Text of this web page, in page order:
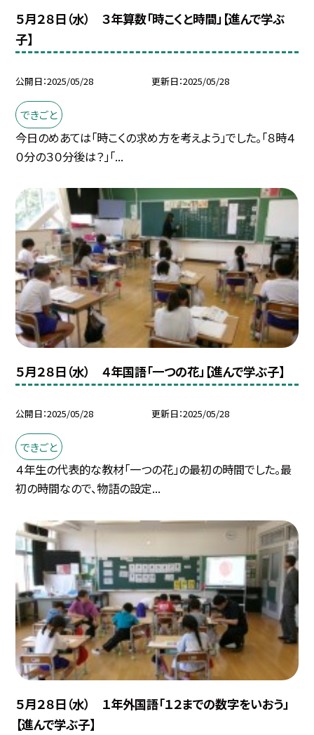
５月２８日（水） ３年算数「時こくと時間」【進んで学ぶ
子】
公開日 2025/05/28 更新日 2025/05/28
できごと
今日のめあては「時こくの求め方を考えよう」でした。「８時４
０分の３０分後は？」「...
５月２８日（水） ４年国語「一つの花」【進んで学ぶ子】
公開日 2025/05/28 更新日 2025/05/28
できごと
４年生の代表的な教材「一つの花」の最初の時間でした。最
初の時間なので、物語の設定...
５月２８日（水） １年外国語「１２までの数字をいおう」
【進んで学ぶ子】